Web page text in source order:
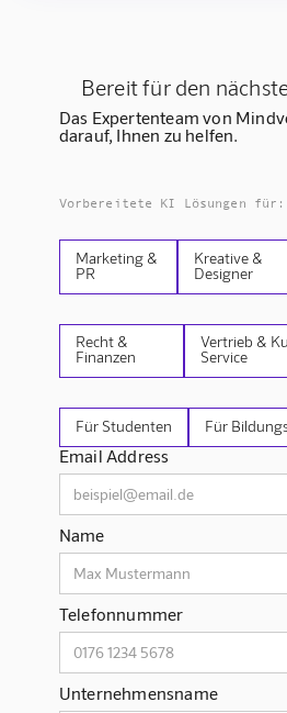
Bereit für den
Das Expertenteam von
darauf, Ihnen zu helfen.
Vorbereitete KI Lösungen für:
Marketing &
PR
Kreative &
Designer
Recht &
Finanzen
Vertrieb &
Service
Für Studenten Für
Email Address
Name
Telefonnummer
Unternehmensname